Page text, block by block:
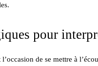
pour
de se mettre à